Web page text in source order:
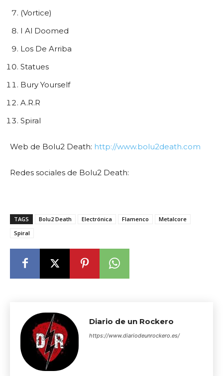
(Vortice)
I Al Doomed
Los De Arriba
Statues
Bury Yourself
A.R.R
Spiral
Web de Bolu2 Death: http://www.bolu2death.com
Redes sociales de Bolu2 Death:
TAGS Bolu2 Death Electrónica Flamenco
Metalcore
Spiral
Diario de un Rockero
https://www.diariodeunrockero.es/